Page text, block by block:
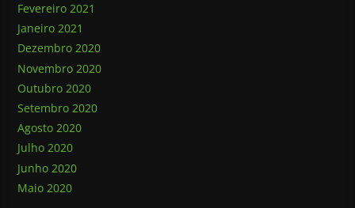
Fevereiro 2021
Janeiro 2021
Dezembro 2020
Novembro 2020
Outubro 2020
Setembro 2020
Agosto 2020
Julho 2020
Junho 2020
Maio 2020